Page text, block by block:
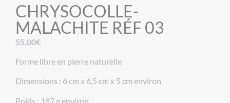
CHRYSOCOLLE-
MALACHITE RÉF 03
55,00€
Forme libre en pierre naturelle
Dimensions : 6 cm x 6,5 cm x 5 cm environ
Poids : 187 g environ